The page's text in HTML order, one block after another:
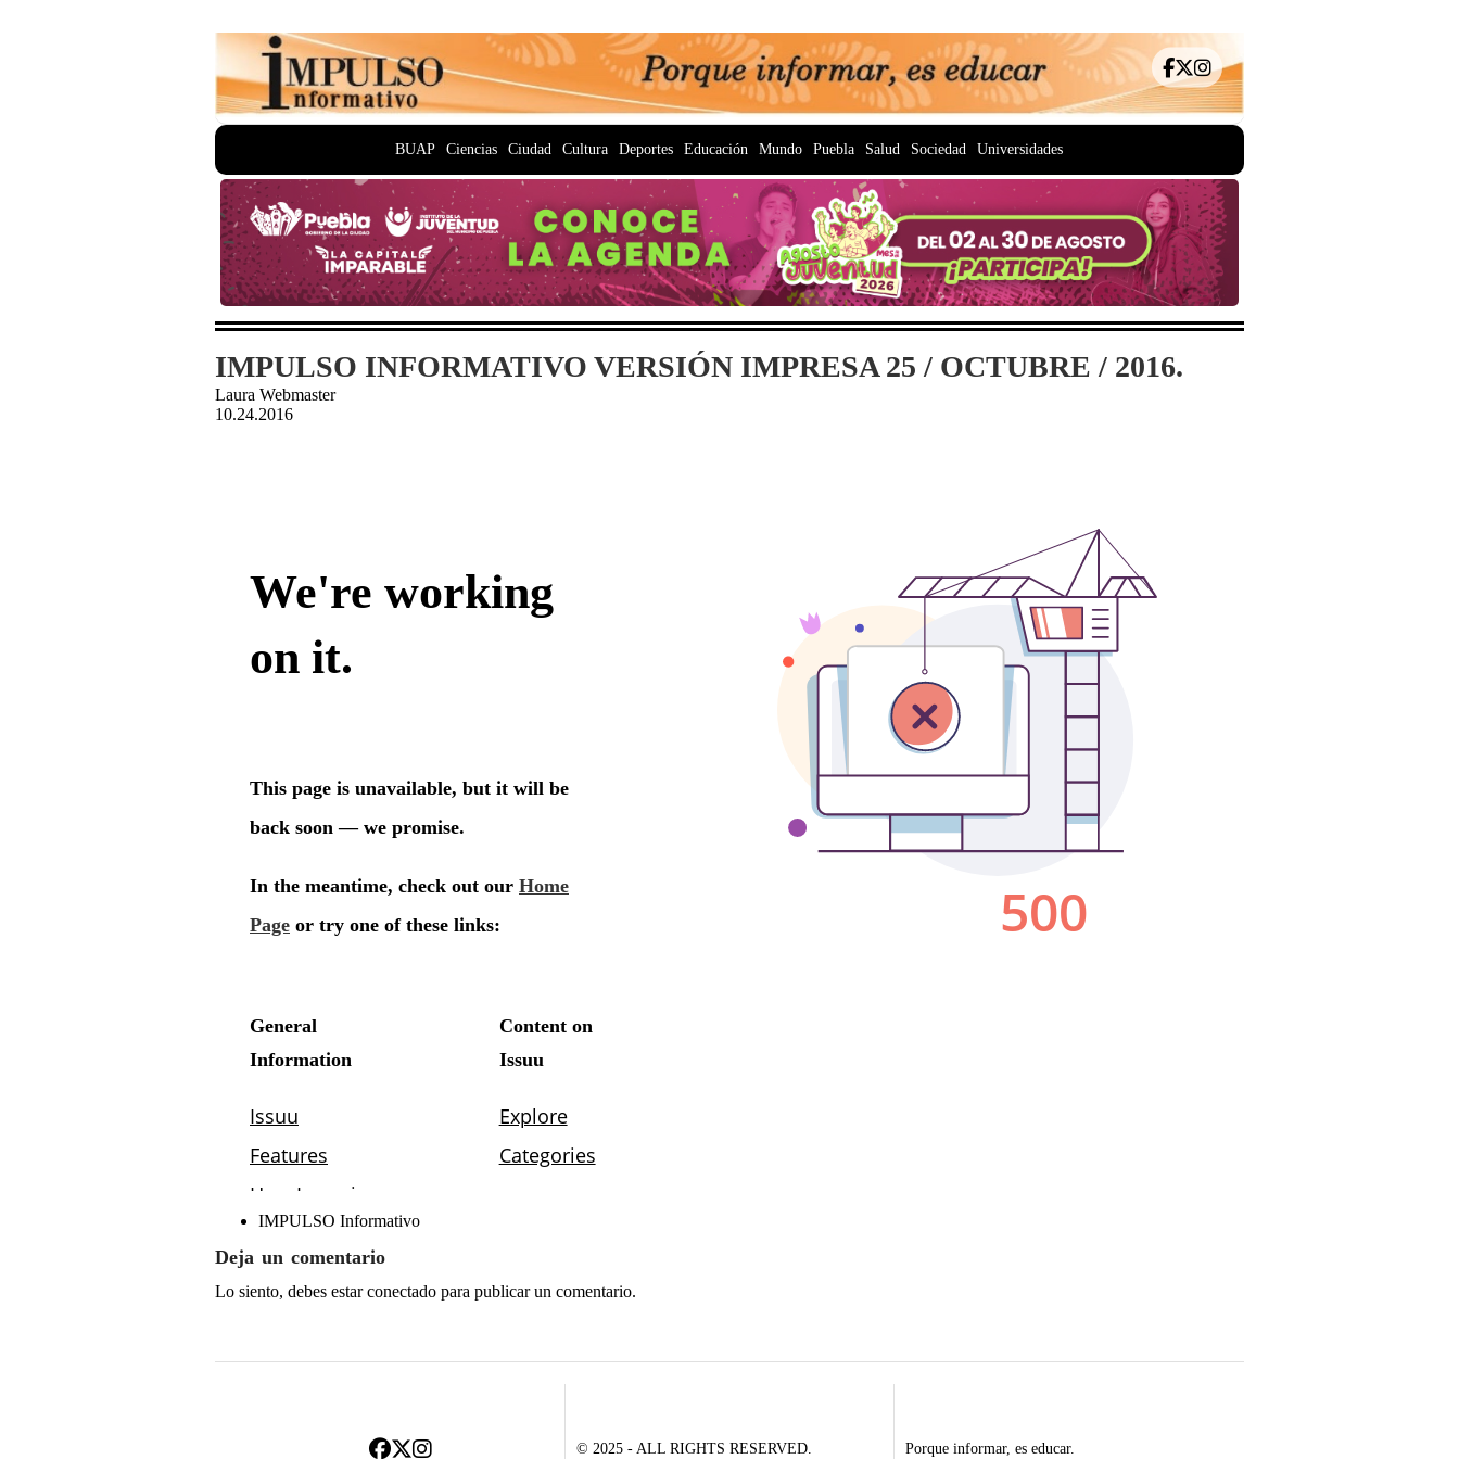
BUAP Ciencias Ciudad Cultura Deportes Educación Mundo Puebla Salud Sociedad Universidades
IMPULSO INFORMATIVO VERSIÓN IMPRESA 25 / OCTUBRE / 2016.
Laura Webmaster
10.24.2016
IMPULSO Informativo
Deja un comentario
Lo siento, debes estarconectado para publicar un comentario.
© 2025 - ALL RIGHTS RESERVED. Porque informar, es educar.